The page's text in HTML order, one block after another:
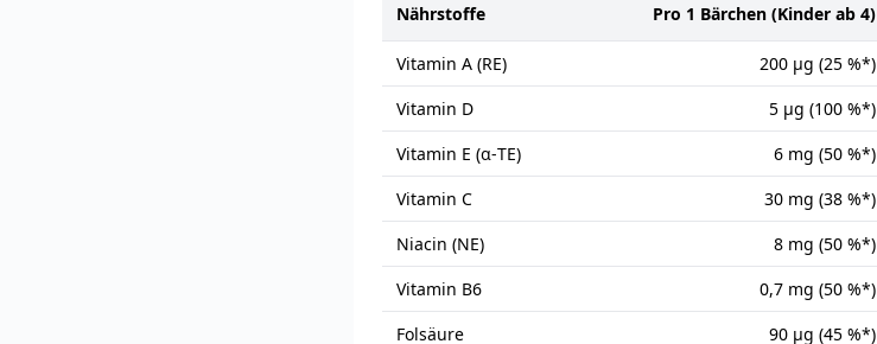
Nährstoffe Pro 1 Bärchen (Kinder ab 4)
Vitamin A (RE) 200 µg (25 %*)
Vitamin D
5 µg (100 %*)
Vitamin E (α-TE)
6 mg (50 %*)
Vitamin C
30 mg (38 %*)
Niacin (NE)
8 mg (50 %*)
Vitamin B6
0,7 mg (50 %*)
Folsäure
90 µg (45 %*)